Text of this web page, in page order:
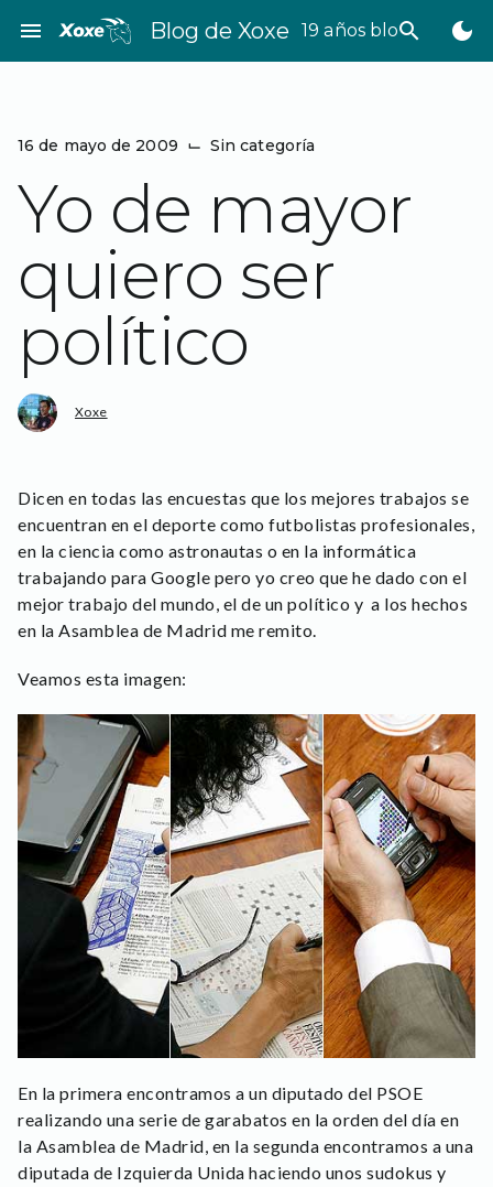
contenido
menu Blog de Xoxe 19 años bloggeando
search dark_mode
16 de mayo de 2009 ⌙ Sin categoría
Yo de mayor
quiero ser
político
Xoxe
Dicen en todas las encuestas que los mejores trabajos se
encuentran en el deporte como futbolistas profesionales,
en la ciencia como astronautas o en la informática
trabajando para Google pero yo creo que he dado con el
mejor trabajo del mundo, el de un político y a los hechos
en la Asamblea de Madrid me remito.
Veamos esta imagen:
En la primera encontramos a un diputado del PSOE
realizando una serie de garabatos en la orden del día en
la Asamblea de Madrid, en la segunda encontramos a una
diputada de Izquierda Unida haciendo unos sudokus y